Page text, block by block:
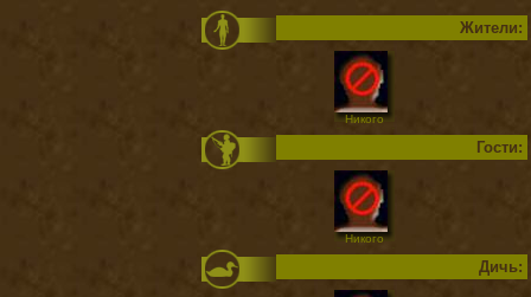
Жители:
Никого
Гости:
Никого
Дичь: